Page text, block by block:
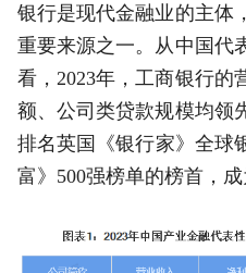
银行是现代金融业的主体
重要来源之一。从中国代
看，2023年，工商银行的
额、公司类贷款规模均领
排名英国《银行家》全球
富》500强榜单的榜首，